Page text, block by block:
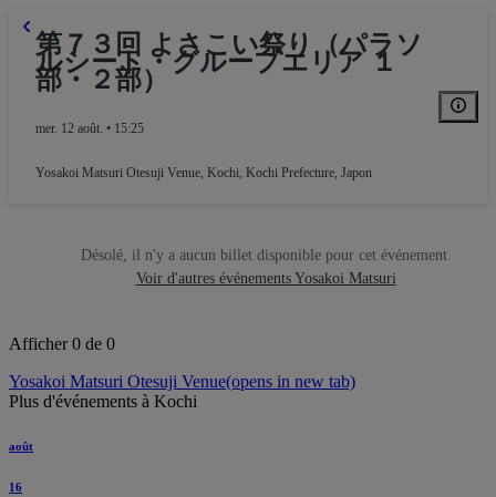
第７３回 よさこい祭り（パラソ
ルシート・グループエリア １
部・２部）
mer. 12 août. • 15:25
Yosakoi Matsuri Otesuji Venue, Kochi, Kochi Prefecture, Japon
Désolé, il n'y a aucun billet disponible pour cet événement.
Voir d'autres événements Yosakoi Matsuri
Afficher 0 de 0
Yosakoi Matsuri Otesuji Venue(opens in new tab)
Plus d'événements à Kochi
août
16